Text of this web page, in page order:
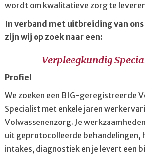
wordt om kwalitatieve zorg te
In verband met uitbreiding van
zijn wij op zoek naar een:
Verpleegkundig
Profiel
We zoeken een BIG-geregistreerde
Specialist met enkele jaren
Volwassenenzorg. Je
uit geprotocolleerde behandelingen,
intakes, diagnostiek en je levert een